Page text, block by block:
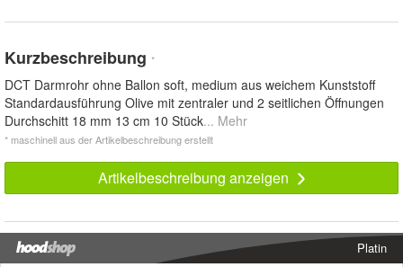
Kurzbeschreibung *
DCT Darmrohr ohne Ballon soft, medium aus weichem Kunststoff
Standardausführung Olive mit zentraler und 2 seitlichen Öffnungen
Durchschitt 18 mm 13 cm 10 Stück... Mehr
* maschinell aus der Artikelbeschreibung erstellt
Artikelbeschreibung anzeigen
Platin